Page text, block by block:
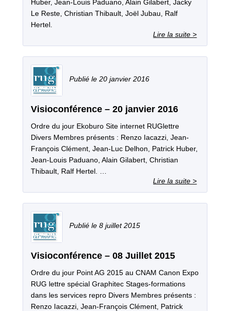
Huber, Jean-Louis Paduano, Alain Gilabert, Jacky
Le Reste, Christian Thibault, Joël Jubau, Ralf
Hertel.
Visioconférence – 20 janvier 2016
Ordre du jour Ekoburo Site internet RUGlettre
Divers Membres présents : Renzo Iacazzi, Jean-
François Clément, Jean-Luc Delhon, Patrick Huber,
Jean-Louis Paduano, Alain Gilabert, Christian
Thibault, Ralf Hertel. …
20 janvier 2016
Visioconférence – 08 Juillet 2015
Ordre du jour Point AG 2015 au CNAM Canon Expo
RUG lettre spécial Graphitec Stages‐formations
dans les services repro Divers Membres présents :
Renzo Iacazzi, Jean‐François Clément, Patrick
8 juillet 2015